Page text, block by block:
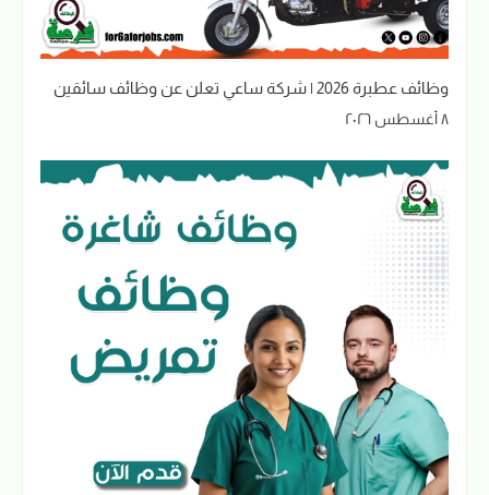
وظائف عطبرة 2026 | شركة ساعي تعلن عن وظائف سائقين
٨ أغسطس ٢٠٢٦